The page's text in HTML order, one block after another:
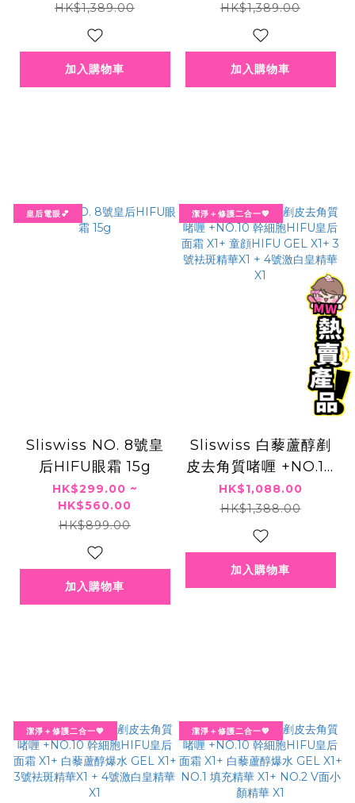
HK$1,389.00
加入購物車
HK$1,389.00
加入購物車
皇后電眼💕
Sliswiss NO. 8號皇
后HIFU眼霜 15g
HK$299.00 ~
HK$560.00
HK$899.00
加入購物車
潔淨＋修護二合一💖
Sliswiss 白藜蘆醇剷
皮去角質啫喱 +NO.10
幹細胞HIFU皇后面霜
X1+ 童顔HIFU GEL X
1+ 3號袪斑精華X1 + 4
號激白皇精華 X1
HK$1,088.00
HK$1,388.00
加入購物車
潔淨＋修護二合一💖 潔淨＋修護二合一💖